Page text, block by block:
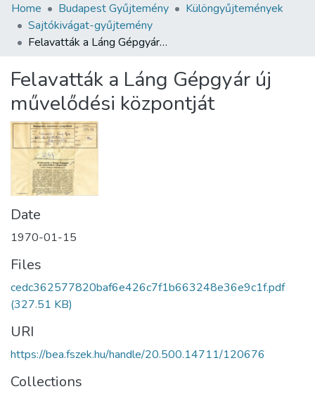
Communities & Collections
All of DSpace
About us
Home Budapest Gyűjtemény
Különgyűjtemények
Sajtókivágat-gyűjtemény
Felavatták a Láng Gépgyár új művelődési központját
Felavatták a Láng Gépgyár új
művelődési központját
Date
1970-01-15
Files
cedc362577820baf6e426c7f1b663248e36e9c1f.pdf
(327.51 KB)
URI
https://bea.fszek.hu/handle/20.500.14711/120676
Collections